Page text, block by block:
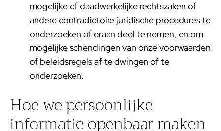
mogelijke of daadwerkelijke rechtszaken of
andere contradictoire juridische procedures te
onderzoeken of eraan deel te nemen, en om
mogelijke schendingen van onze voorwaarden
of beleidsregels af te dwingen of te
onderzoeken.
Hoe we persoonlijke
informatie openbaar maken